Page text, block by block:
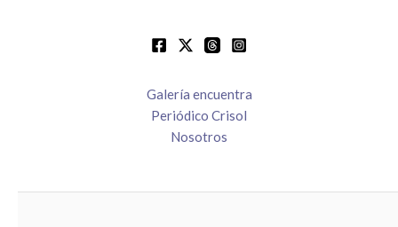
Galería encuentra
Periódico Crisol
Nosotros